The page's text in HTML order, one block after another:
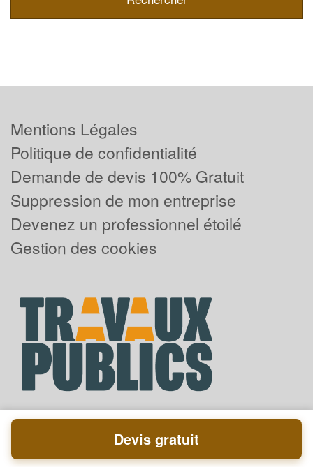
Mentions Légales
Politique de confidentialité
Demande de devis 100% Gratuit
Suppression de mon entreprise
Devenez un professionnel étoilé
Gestion des cookies
Powered byPlus que pro
Devis gratuit